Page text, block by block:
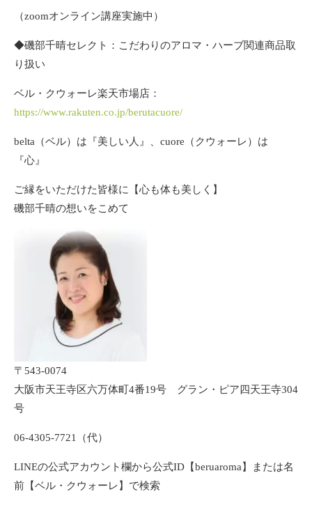
（zoomオンライン講座実施中）
◆磯部千晴セレクト：こだわりのアロマ・ハーブ関連商品取
り扱い
ベル・クウォーレ楽天市場店：
https://www.rakuten.co.jp/berutacuore/
belta（ベル）は『美しい人』、cuore（クウォーレ）は
『心』
ご縁をいただけた皆様に【心も体も美しく】
磯部千晴の想いをこめて
〒543-0074
大阪市天王寺区六万体町4番19号 グラン・ピア四天王寺304
号
06-4305-7721（代）
LINEの公式アカウント欄から公式ID【beruaroma】または名
前【ベル・クウォーレ】で検索